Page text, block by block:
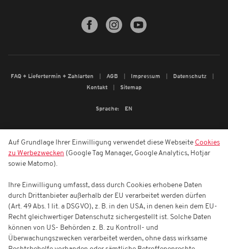
FAQ + Liefertermin + Zahlarten AGB Impressum
Datenschutz
Kontakt
Sitemap
Sprache: EN
Auf Grundlage Ihrer Einwilligung verwendet diese Webseite Cookies
zu Werbezwecken (Google Tag Manager, Google Analytics, Hotjar
sowie Matomo).
Ihre Einwilligung umfasst, dass durch Cookies erhobene Daten
durch Drittanbieter außerhalb der EU verarbeitet werden dürfen
(Art. 49 Abs. 1 lit. a DSGVO), z. B. in den USA, in denen kein dem EU-
Recht gleichwertiger Datenschutz sichergestellt ist. Solche Daten
können von US- Behörden z. B. zu Kontroll- und
Überwachungszwecken verarbeitet werden, ohne dass wirksame